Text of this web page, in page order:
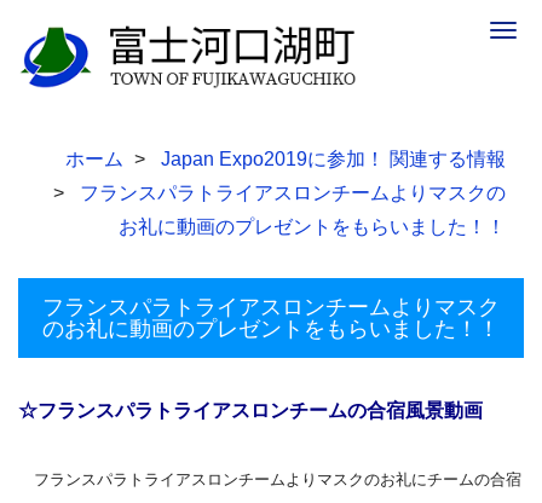
ホーム
Japan Expo2019に参加！ 関連する情報
フランスパラトライアスロンチームよりマスクの
お礼に動画のプレゼントをもらいました！！
フランスパラトライアスロンチームよりマスク
のお礼に動画のプレゼントをもらいました！！
☆フランスパラトライアスロンチームの合宿風景動画
フランスパラトライアスロンチームよりマスクのお礼にチームの合宿